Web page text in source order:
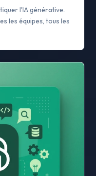
l'IA générative.
les équipes, tous les